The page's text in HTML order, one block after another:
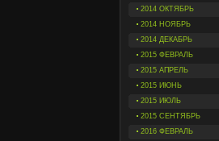
2014 ОКТЯБРЬ
2014 НОЯБРЬ
2014 ДЕКАБРЬ
2015 ФЕВРАЛЬ
2015 АПРЕЛЬ
2015 ИЮНЬ
2015 ИЮЛЬ
2015 СЕНТЯБРЬ
2016 ФЕВРАЛЬ